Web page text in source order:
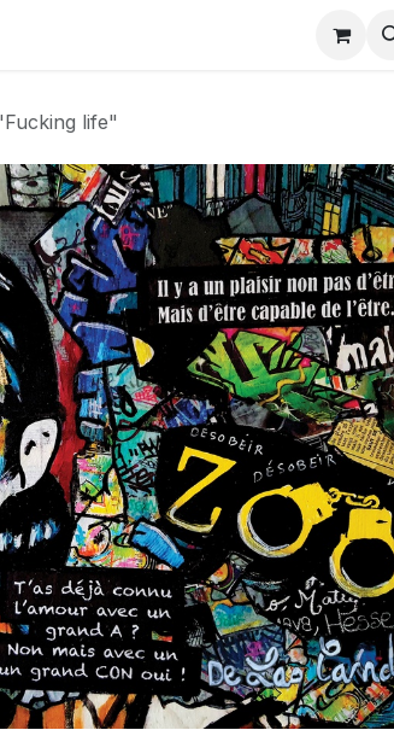
life"